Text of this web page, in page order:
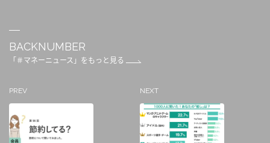
BACKNUMBER
「＃マネーニュース」をもっと見る
PREV NEXT